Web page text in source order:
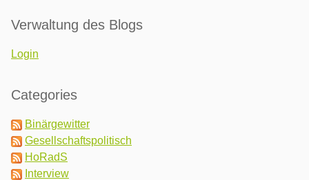
Verwaltung des Blogs
Login
Categories
Binärgewitter
Gesellschaftspolitisch
HoRadS
Interview